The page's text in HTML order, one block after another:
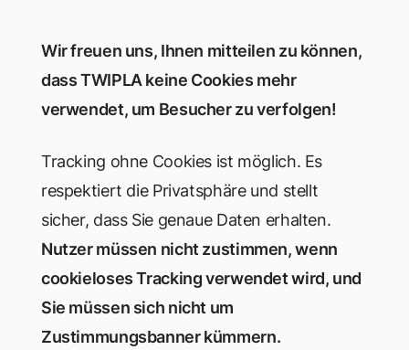
Wir freuen uns, Ihnen mitteilen zu können,
dass TWIPLA keine Cookies mehr
verwendet, um Besucher zu verfolgen!
Tracking ohne Cookies ist möglich. Es
respektiert die Privatsphäre und stellt
sicher, dass Sie genaue Daten erhalten.
Nutzer müssen nicht zustimmen, wenn
cookieloses Tracking verwendet wird, und
Sie müssen sich nicht um
Zustimmungsbanner kümmern.